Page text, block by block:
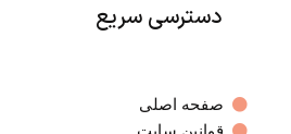
دسترسی سریع
صفحه اصلی